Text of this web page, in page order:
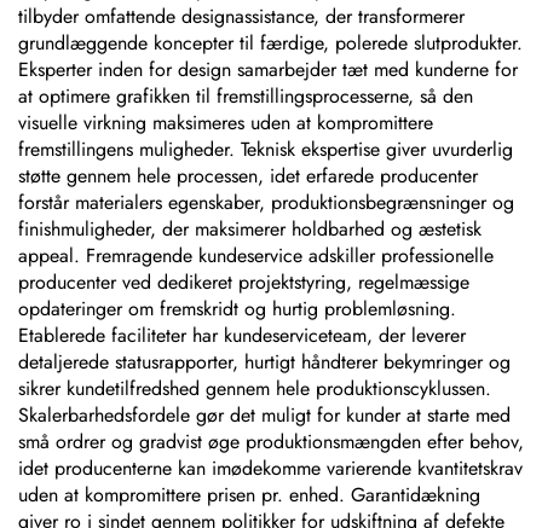
tilbyder omfattende designassistance, der transformerer
grundlæggende koncepter til færdige, polerede slutprodukter.
Eksperter inden for design samarbejder tæt med kunderne for
at optimere grafikken til fremstillingsprocesserne, så den
visuelle virkning maksimeres uden at kompromittere
fremstillingens muligheder. Teknisk ekspertise giver uvurderlig
støtte gennem hele processen, idet erfarede producenter
forstår materialers egenskaber, produktionsbegrænsninger og
finishmuligheder, der maksimerer holdbarhed og æstetisk
appeal. Fremragende kundeservice adskiller professionelle
producenter ved dedikeret projektstyring, regelmæssige
opdateringer om fremskridt og hurtig problemløsning.
Etablerede faciliteter har kundeserviceteam, der leverer
detaljerede statusrapporter, hurtigt håndterer bekymringer og
sikrer kundetilfredshed gennem hele produktionscyklussen.
Skalerbarhedsfordele gør det muligt for kunder at starte med
små ordrer og gradvist øge produktionsmængden efter behov,
idet producenterne kan imødekomme varierende kvantitetskrav
uden at kompromittere prisen pr. enhed. Garantidækning
giver ro i sindet gennem politikker for udskiftning af defekte